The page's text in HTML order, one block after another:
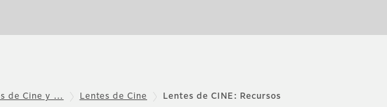
de Cine y … Lentes de Cine Lentes de CINE: Recursos